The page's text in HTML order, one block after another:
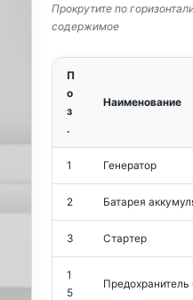
Прокрутите по
содержимое
П
о
з
.
Наименование
1 Генератор
2 Батарея
3 Стартер
1
5
Предохранитель